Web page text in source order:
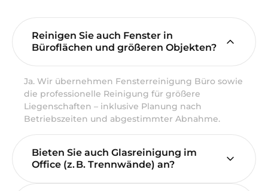
Reinigen Sie auch Fenster in
Büroflächen und größeren Objekten?
Ja. Wir übernehmen Fensterreinigung Büro sowie
die professionelle Reinigung für größere
Liegenschaften – inklusive Planung nach
Betriebszeiten und abgestimmter Abnahme.
Bieten Sie auch Glasreinigung im
Office (z. B. Trennwände) an?